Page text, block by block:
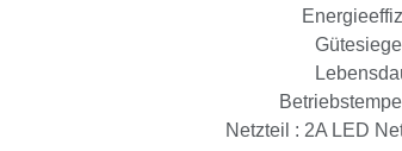
Netzteil : 2A LED